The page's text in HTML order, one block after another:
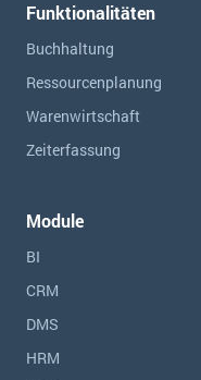
Funktionalitäten
Buchhaltung
Ressourcen­planung
Warenwirtschaft
Zeiterfassung
Module
BI
CRM
DMS
HRM